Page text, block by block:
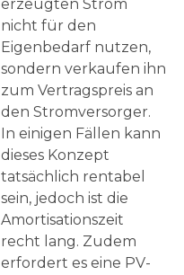
erzeugten Strom
nicht für den
Eigenbedarf nutzen,
sondern verkaufen ihn
zum Vertragspreis an
den Stromversorger.
In einigen Fällen kann
dieses Konzept
tatsächlich rentabel
sein, jedoch ist die
Amortisationszeit
recht lang. Zudem
erfordert es eine PV-